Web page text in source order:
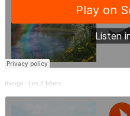
thiergir · Les 2 frêres